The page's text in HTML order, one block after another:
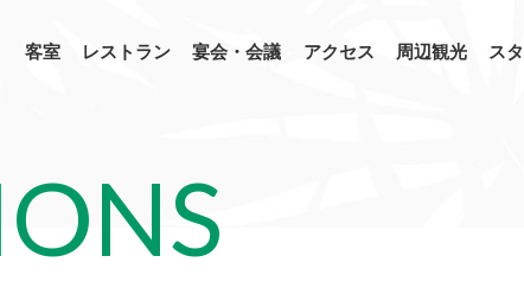
客室 レストラン 宴会・会議 アクセス 周辺観光 ス